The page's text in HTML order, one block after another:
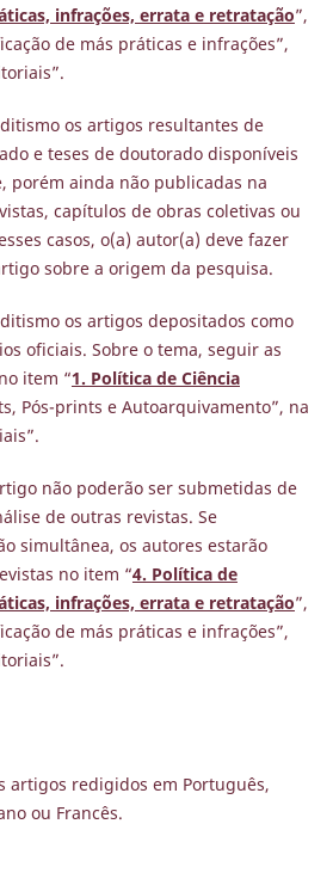
infrações, errata e retratação”,
de más práticas e infrações”,
os artigos resultantes de
e teses de doutorado disponíveis
porém ainda não publicadas na
capítulos de obras coletivas ou
casos, o(a) autor(a) deve fazer
sobre a origem da pesquisa.
os artigos depositados como
oficiais. Sobre o tema, seguir as
item “1. Política de Ciência
Pós-prints e Autoarquivamento”, na
não poderão ser submetidas de
de outras revistas. Se
simultânea, os autores estarão
no item “4. Política de
infrações, errata e retratação”,
de más práticas e infrações”,
artigos redigidos em Português,
ou Francês.